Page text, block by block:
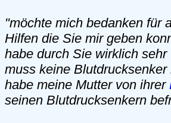
"möchte mich bedanken für
Hilfen die Sie mir geben
habe durch Sie wirklich sehr
muss keine Blutdrucksenker
habe meine Mutter von ihrer
seinen Blutdrucksenkern